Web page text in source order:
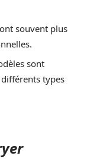
souvent plus
sont
types